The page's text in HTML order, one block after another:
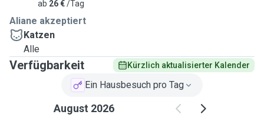
ab 26 €/Tag
Aliane akzeptiert
Katzen
Alle
Verfügbarkeit Kürzlich aktualisierter Kalender
Ein Hausbesuch pro Tag
August 2026